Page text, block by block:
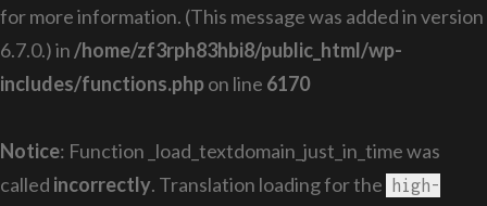
for more information. (This message was added in version
6.7.0.) in /home/zf3rph83hbi8/public_html/wp-
includes/functions.phpon line 6170
Notice: Function _load_textdomain_just_in_time was
called incorrectly. Translation loading for the
high-